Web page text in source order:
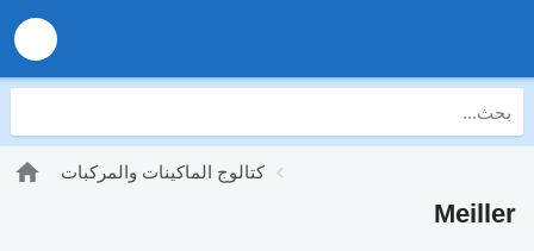
كتالوج الماكينات والمركبات
Meiller